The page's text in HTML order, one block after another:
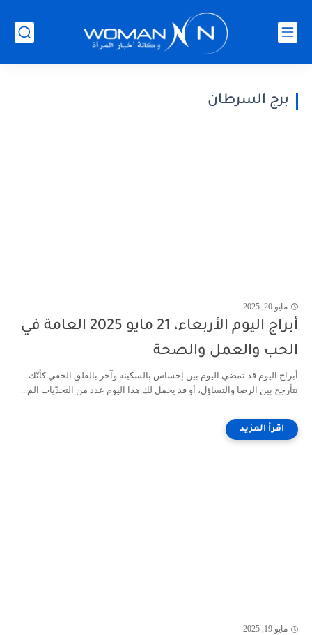
برج السرطان
مايو 20, 2025
أبراج اليوم الأربعاء، 21 مايو 2025 العامة في
الحب والعمل والصحة
أبراج اليوم قد تمضي اليوم بين إحساس بالسكينة وآخر بالقلق الخفي كأنّك
تتأرجح بين الرضا والتساؤل، أو قد يحمل لك هذا اليوم عدد من التحدّيات الم...
مايو 19, 2025